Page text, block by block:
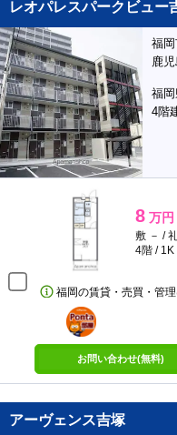
レオパレスパークビュー
福
鹿
福
4階
8 万円
敷 － /
4階 / 1K
福岡の賃貸・売買・管
ポンタ
部屋
お問い合わせ(無料)
アーヴェンス吉塚